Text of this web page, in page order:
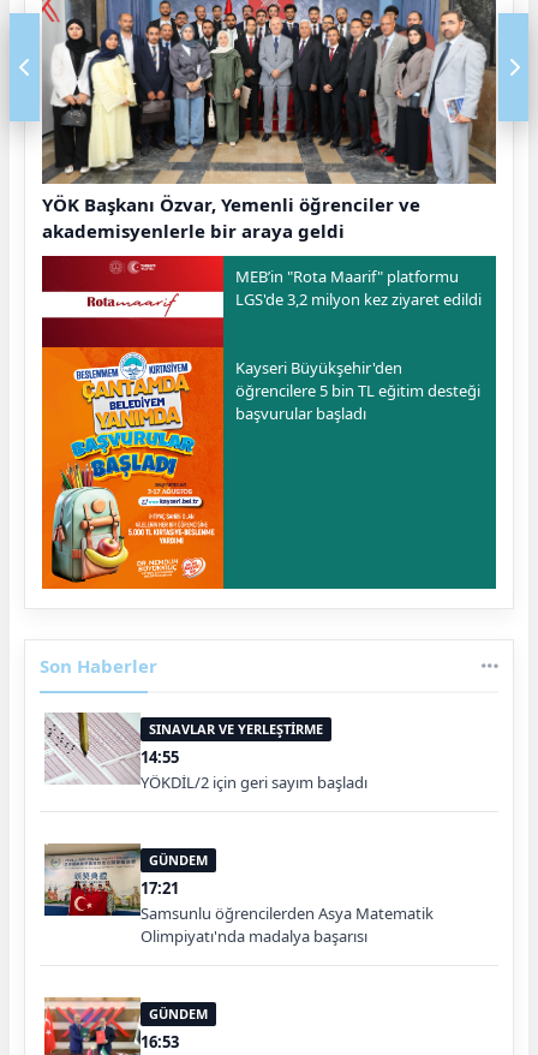
YÖK Başkanı Özvar, Yemenli öğrenciler ve
akademisyenlerle bir araya geldi
MEB’in "Rota Maarif" platformu
LGS'de 3,2 milyon kez ziyaret edildi
Kayseri Büyükşehir'den
öğrencilere 5 bin TL eğitim desteği
başvurular başladı
Son Haberler
SINAVLAR VE YERLEŞTİRME
14:55
YÖKDİL/2 için geri sayım başladı
GÜNDEM
17:21
Samsunlu öğrencilerden Asya Matematik
Olimpiyatı'nda madalya başarısı
GÜNDEM
16:53